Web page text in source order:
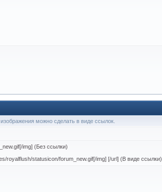
можно сделать в виде ссылок.
img] (Без ссылки)
royalflush/statusicon/forum_new.gif[/img] [/url] (В виде ссылки)